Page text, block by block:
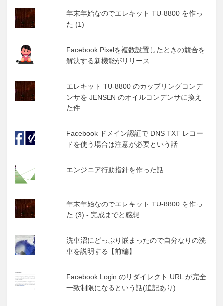
年末年始なのでエレキット TU-8800 を作っ
た (1)
Facebook Pixelを複数設置したときの競合を
解決する新機能がリリース
エレキット TU-8800 のカップリングコンデ
ンサを JENSEN のオイルコンデンサに換え
た件
Facebook ドメイン認証で DNS TXT レコー
ドを使う場合は注意が必要という話
エンジニア行動指針を作った話
年末年始なのでエレキット TU-8800 を作っ
た (3) - 完成までと感想
洗車沼にどっぷり嵌まったので自分なりの洗
車を説明する【前編】
Facebook Login のリダイレクト URL が完全
一致制限になるという話(追記あり)